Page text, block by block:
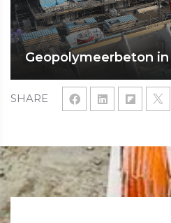
SHARE
Geopolymeerbeton